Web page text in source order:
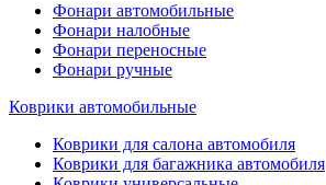
Фонари автомобильные
Фонари налобные
Фонари переносные
Фонари ручные
Коврики автомобильные
Коврики для салона автомобиля
Коврики для багажника автомобиля